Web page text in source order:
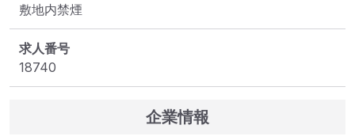
敷地内禁煙
求人番号
18740
企業情報